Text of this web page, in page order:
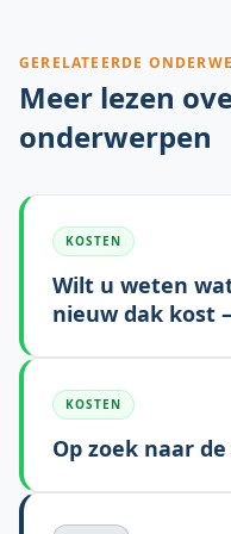
GERELATEERDE
Meer lezen
onderwerpen
KOSTEN
Wilt u weten
nieuw dak kost
KOSTEN
Op zoek naar